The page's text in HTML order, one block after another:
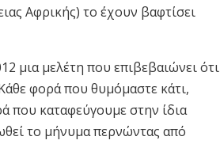
Αφρικής) το έχουν βαφτίσει
μια μελέτη που επιβεβαιώνει ότι
φορά που θυμόμαστε κάτι,
που καταφεύγουμε στην ίδια
το μήνυμα περνώντας από